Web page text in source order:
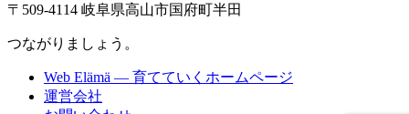
〒509-4114 岐阜県高山市国府町半田
つながりましょう。
Web Elämä — 育てていくホームページ
運営会社